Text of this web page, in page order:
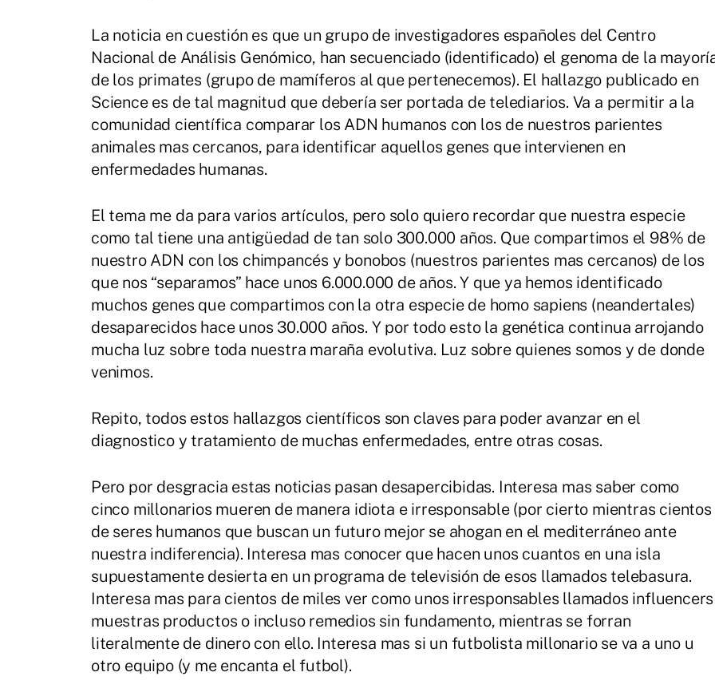
La noticia en cuestión es que un grupo de investigadores españoles del Centro
Nacional de Análisis Genómico, han secuenciado (identificado) el genoma de la
de los primates (grupo de mamíferos al que pertenecemos). El hallazgo publicado en
Science es de tal magnitud que debería ser portada de telediarios. Va a permitir a la
comunidad científica comparar los ADN humanos con los de nuestros parientes
animales mas cercanos, para identificar aquellos genes que intervienen en
enfermedades humanas.
El tema me da para varios artículos, pero solo quiero recordar que nuestra especie
como tal tiene una antigüedad de tan solo 300.000 años. Que compartimos el 98% de
nuestro ADN con los chimpancés y bonobos (nuestros parientes mas cercanos) de los
que nos “separamos” hace unos 6.000.000 de años. Y que ya hemos identificado
muchos genes que compartimos con la otra especie de homo sapiens (neandertales)
desaparecidos hace unos 30.000 años. Y por todo esto la genética continua arrojando
mucha luz sobre toda nuestra maraña evolutiva. Luz sobre quienes somos y de donde
venimos.
Repito, todos estos hallazgos científicos son claves para poder avanzar en el
diagnostico y tratamiento de muchas enfermedades, entre otras cosas.
Pero por desgracia estas noticias pasan desapercibidas. Interesa mas saber como
cinco millonarios mueren de manera idiota e irresponsable (por cierto mientras cientos
de seres humanos que buscan un futuro mejor se ahogan en el mediterráneo ante
nuestra indiferencia). Interesa mas conocer que hacen unos cuantos en una isla
supuestamente desierta en un programa de televisión de esos llamados telebasura.
Interesa mas para cientos de miles ver como unos irresponsables llamados influencers
muestras productos o incluso remedios sin fundamento, mientras se forran
literalmente de dinero con ello. Interesa mas si un futbolista millonario se va a uno u
otro equipo (y me encanta el futbol).